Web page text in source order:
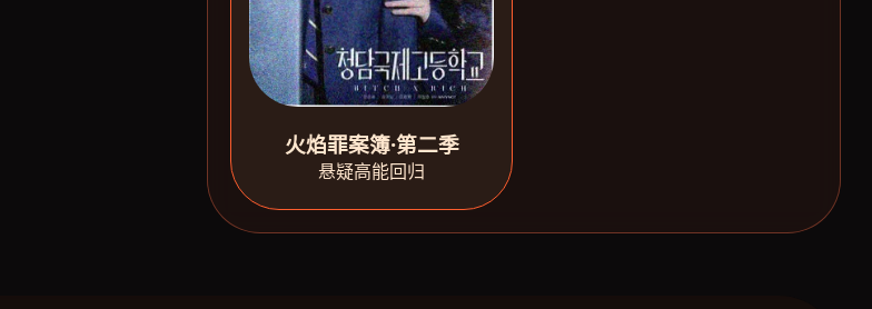
火焰罪案簿·第二季
悬疑高能回归